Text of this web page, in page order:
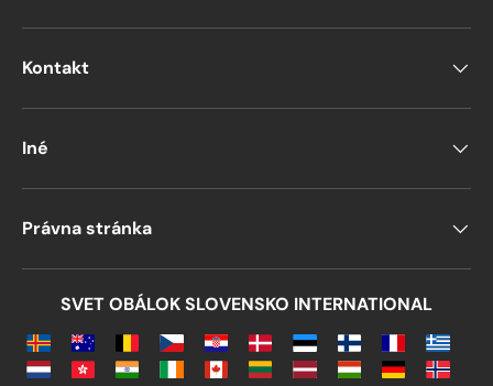
Kontakt
Iné
Právna stránka
SVET OBÁLOK SLOVENSKO INTERNATIONAL